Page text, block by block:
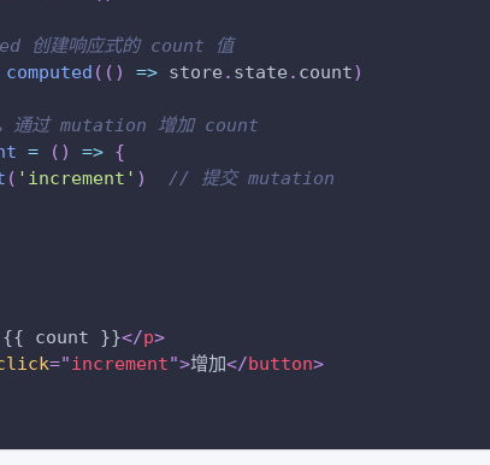
创建响应式的 count 值
computed ( ( ) => store . state . count)
通过 mutation 增加 count
= ( ) => {
( 'increment' )
// 提交 mutation
{{ count }}</p>
="increment">增加</button>